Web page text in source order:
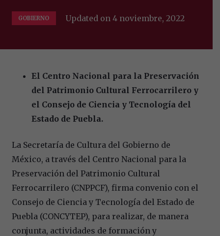
GOBIERNO Updated on 4 noviembre, 2022
El Centro Nacional para la Preservación
del Patrimonio Cultural Ferrocarrilero y
el Consejo de Ciencia y Tecnología del
Estado de Puebla.
La Secretaría de Cultura del Gobierno de
México, a través del Centro Nacional para la
Preservación del Patrimonio Cultural
Ferrocarrilero (CNPPCF), firma convenio con el
Consejo de Ciencia y Tecnología del Estado de
Puebla (CONCYTEP), para realizar, de manera
conjunta, actividades de formación y